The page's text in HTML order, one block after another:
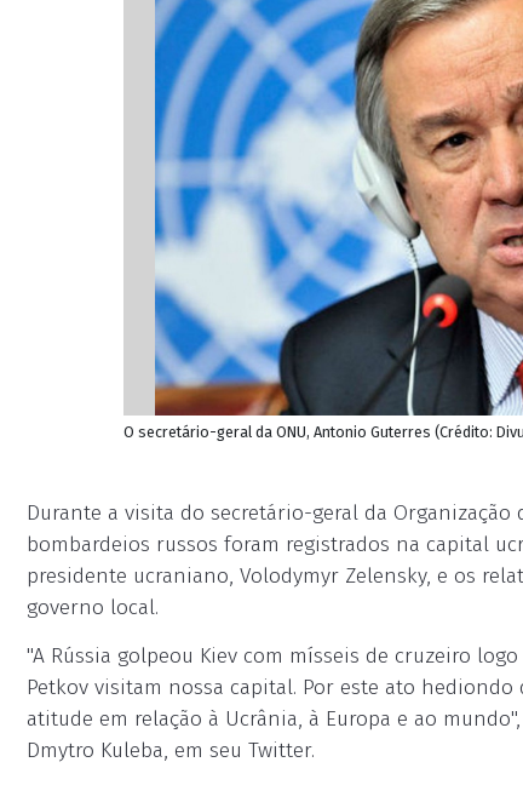
O secretário-geral da ONU, Antonio Guterres (Crédito:
Durante a visita do secretário-geral da Organização
bombardeios russos foram registrados na capital
presidente ucraniano, Volodymyr Zelensky, e os
governo local.
"A Rússia golpeou Kiev com mísseis de cruzeiro
Petkov visitam nossa capital. Por este ato
atitude em relação à Ucrânia, à Europa e ao
Dmytro Kuleba, em seu Twitter.